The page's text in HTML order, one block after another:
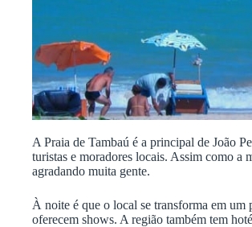
A Praia de Tambaú é a principal de João
turistas e moradores locais. Assim como a
agradando muita gente.
À noite é que o local se transforma em um
oferecem shows. A região também tem